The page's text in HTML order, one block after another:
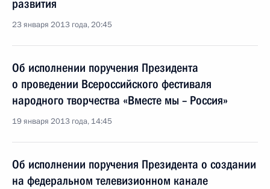
развития
23 января 2013 года, 20:45
Об исполнении поручения Президента
о проведении Всероссийского фестиваля
народного творчества «Вместе мы – Россия»
19 января 2013 года, 14:45
Об исполнении поручения Президента о создании
на федеральном телевизионном канале